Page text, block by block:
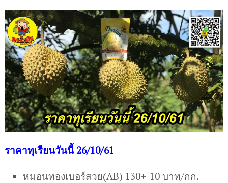
ราคาทุเรียนวันนี้ 26/10/61
หมอนทองเบอร์สวย(AB) 130+-10 บาท/กก.